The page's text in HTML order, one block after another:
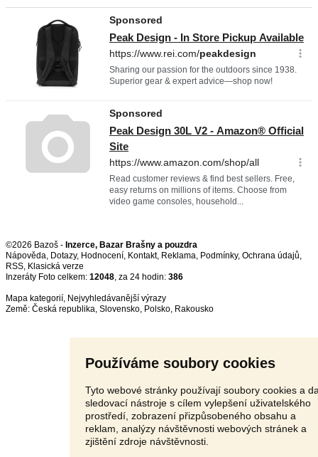
Používáme soubory cookies
Tyto webové stránky používají soubory cookies a
sledovací nástroje s cílem vylepšení uživatelského
prostředí, zobrazení přizpůsobeného obsahu a
reklam, analýzy návštěvnosti webových stránek a
zjištění zdroje návštěvnosti.
©2026 Bazoš - Inzerce, Bazar Brašny a pouzdra
Nápověda, Dotazy, Hodnocení, Kontakt, Reklama, Podmínky, Ochrana údajů,
RSS,
Inzeráty Foto celkem: 12048, za 24 hodin: 386
Mapa kategorií, Nejvyhledávanější výrazy
Země: Česká republika, Slovensko, Polsko, Rakousko